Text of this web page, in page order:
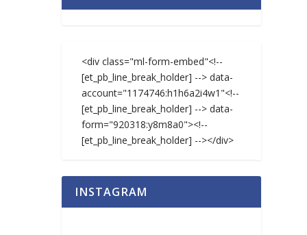
<div class="ml-form-embed"<!--
[et_pb_line_break_holder] --> data-
account="1174746:h1h6a2i4w1"<!--
[et_pb_line_break_holder] --> data-
form="920318:y8m8a0"><!--
[et_pb_line_break_holder] --></div>
INSTAGRAM